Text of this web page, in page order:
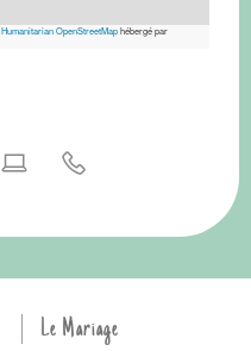
Humanitarian OpenStreetMaphébergé par
Le Mariage